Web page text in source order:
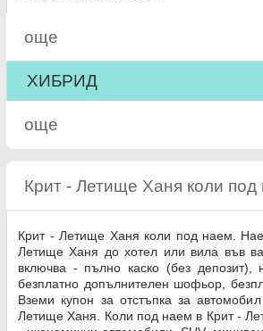
още
ХИБРИД
още
Крит - Летище Ханя коли под
Крит - Летище Ханя коли под наем.
Летище Ханя до хотел или вила във
включва - пълно каско (без депозит),
безплатно допълнителен шофьор,
Вземи купон за отстъпка за
Летище Ханя. Коли под наем в Крит -